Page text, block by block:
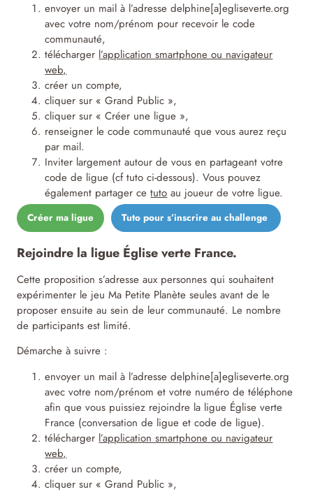
envoyer un mail à l’adresse delphine[a]egliseverte.org
avec votre nom/prénom pour recevoir le code
communauté,
télécharger l’application smartphone ou navigateur
web,
créer un compte,
cliquer sur « Grand Public »,
cliquer sur « Créer une ligue »,
renseigner le code communauté que vous aurez reçu
par mail.
Inviter largement autour de vous en partageant votre
code de ligue (cf tuto ci-dessous). Vous pouvez
également partager cetuto au joueur de votre ligue.
Créer ma ligue Tuto pour s’inscrire au challenge
Rejoindre la ligue Église verte France.
Cette proposition s’adresse aux personnes qui souhaitent
expérimenter le jeu Ma Petite Planète seules avant de le
proposer ensuite au sein de leur communauté. Le nombre
de participants est limité.
Démarche à suivre :
envoyer un mail à l’adresse delphine[a]egliseverte.org
avec votre nom/prénom et votre numéro de téléphone
afin que vous puissiez rejoindre la ligue Église verte
France (conversation de ligue et code de ligue).
télécharger l’application smartphone ou navigateur
web,
créer un compte,
cliquer sur « Grand Public »,